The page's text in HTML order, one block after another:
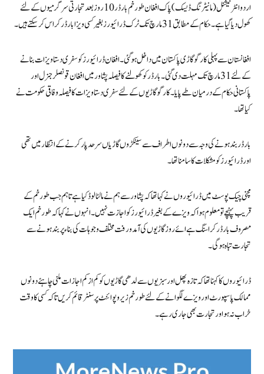
اردو انٹرنیشنل (مانیٹرنگ ڈیسک) پاک افغان طورخم بارڈر 10 روز بعد تجارتی سرگرمیوں کے لئے
کھول دیا گیا ہے۔ حکام کے مطابق 31 مارچ تک ٹرک ڈرائیورز بغیر کسی ویزا بارڈر کراس کرسکتے ہیں۔
افغانستان سے پہلی کارگو گاڑی پاکستان میں داخل ہوگئی۔ افغان ڈرائیورز کو سفری دستاویزات بنانے
کے لئے 31 مارچ تک مہلت دی گئی۔ بارڈر کو کھولنے کا فیصلہ پشاور میں افغان قونصلرجنرل اور
پاکستانی حکام کے درمیان طے پایا۔ کارگو گاڑیوں کے لئے سفری دستاویزات کا فیصلہ وفاقی حکومت نے
کیا تھا۔
بارڈر بند ہونے کی وجہ سے دونوں اطراف سے سینکڑوں گاڑیاں سرحدپار کرنے کے انتظار میں تھی
اور ڈرائیورز کو مشکلات کا سامنا تھا۔
مچنی چیک پوسٹ میں ڈرائیوروں نے کہا تھا کہ پشاور سے ہم نے مالٹا لوڈ کیا ہے تاہم جب طورخم کے
قریب پہنچے تو معلوم ہوا کہ ویزے کے بغیر ڈرائیورز کو اجازت نہیں۔ انہوں نے کہا کہ طورخم ایک
مصروف بارڈر کراسنگ ہے ائے روز گاڑیوں کی آمدورفت مختلف وجوہات کی بناء پر بند ہونے سے
تجارت تباہ ہوگی۔
ڈرائیوروں کا کہنا تھا کہ تازہ پھل اور سبزیوں سے لدھی گاڑیوں کو کم از کم اجازات ملنی چاہئے دونوں
ممالک پاسپورٹ اور ویزے لگوانے کے لئے طورخم زیرو پوائنٹ پر سنٹر قائم کریں تاکہ کسی کا وقت
خراب نہ ہو اور تجارت بھی جاری رہے۔